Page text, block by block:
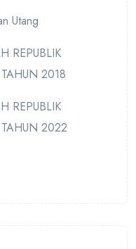
Utang
REPUBLIK
2018
REPUBLIK
2022